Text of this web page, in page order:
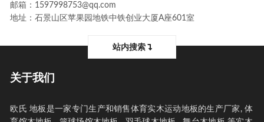
邮箱：1597998753@qq.com
地址：石景山区苹果园地铁中铁创业大厦A座601室
站内搜索
关于我们
欧氏 地板是一家专门生产和销售体育实木运动地板的生产厂家, 体